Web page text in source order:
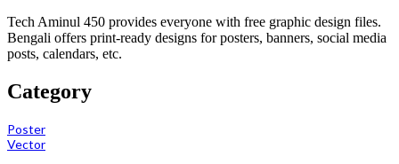
Tech Aminul 450 provides everyone with free graphic design files.
Bengali offers print-ready designs for posters, banners, social media
posts, calendars, etc.
Category
Poster
Vector